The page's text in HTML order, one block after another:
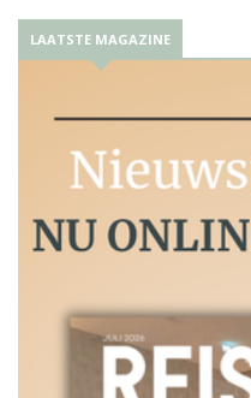
LAATSTE MAGAZINE